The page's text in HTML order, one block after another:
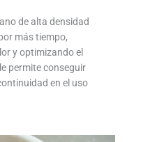
de alta densidad
más tiempo,
y optimizando el
permite conseguir
en el uso